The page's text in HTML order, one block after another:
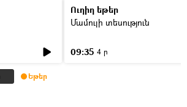
Ուղիղ եթեր
Մամուլի տեսություն
09:35 4 ր
Եթեր